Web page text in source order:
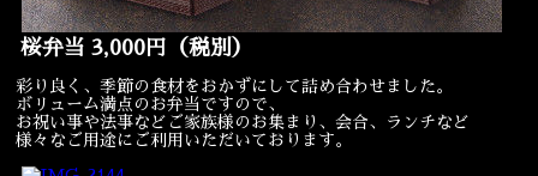
桜弁当 3,000円（税別）
彩り良く、季節の食材をおかずにして詰め合わせました。
ボリューム満点のお弁当ですので、
お祝い事や法事などご家族様のお集まり、会合、ランチなど
様々なご用途にご利用いただいております。